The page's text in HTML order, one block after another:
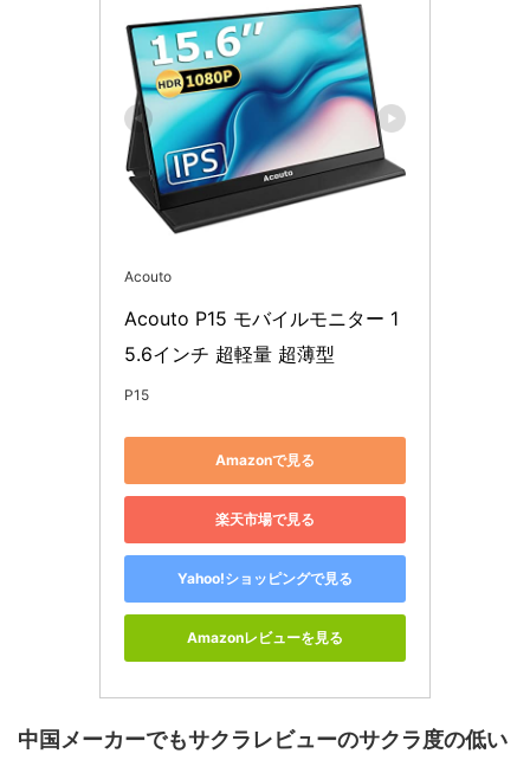
Acouto
Acouto P15 モバイルモニター 1
5.6インチ 超軽量 超薄型
P15
Amazonで見る
楽天市場で見る
Yahoo!ショッピングで見る
Amazonレビューを見る
中国メーカーでもサクラレビューのサクラ度の低い